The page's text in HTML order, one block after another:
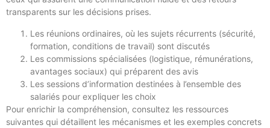
transparents sur les décisions prises.
Les réunions ordinaires, où les sujets récurrents (sécurité,
formation, conditions de travail) sont discutés
Les commissions spécialisées (logistique, rémunérations,
avantages sociaux) qui préparent des avis
Les sessions d’information destinées à l’ensemble des
salariés pour expliquer les choix
Pour enrichir la compréhension, consultez les ressources
suivantes qui détaillent les mécanismes et les exemples concrets